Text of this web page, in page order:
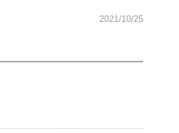
2021/10/25